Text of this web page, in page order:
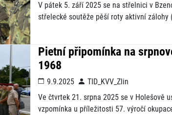
V pátek 5. září 2025 se na střelnici v
střelecké soutěže pěší roty aktivní zálohy
Pietní připomínka na
1968
9.9.2025
TID_KVV_Zlin
Ve čtvrtek 21. srpna 2025 se v Holešově
vzpomínka u příležitosti 57. výročí